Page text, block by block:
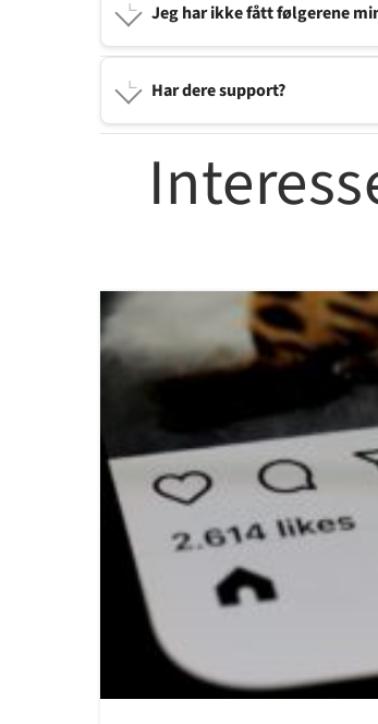
Jeg har ikke fått følgerene
Har dere support?